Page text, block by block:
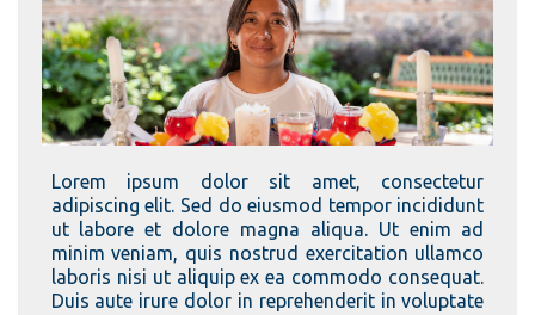
Lorem ipsum dolor sit amet, consectetur
adipiscing elit. Sed do eiusmod tempor incididunt
ut labore et dolore magna aliqua. Ut enim ad
minim veniam, quis nostrud exercitation ullamco
laboris nisi ut aliquip ex ea commodo consequat.
Duis aute irure dolor in reprehenderit in voluptate